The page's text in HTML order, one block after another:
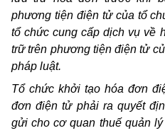
phương tiện điện tử của tổ
tổ chức cung cấp dịch vụ về
trữ trên phương tiện điện tử
pháp luật.
Tổ chức khởi tạo hóa đơn
đơn điện tử phải ra quyết
gửi cho cơ quan thuế quản